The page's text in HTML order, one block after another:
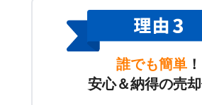
誰でも簡単 ！
安心＆納得の売